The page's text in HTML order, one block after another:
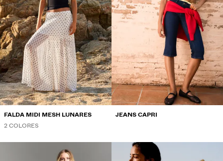
FALDA MIDI MESH LUNARES
2 COLORES
JEANS CAPRI